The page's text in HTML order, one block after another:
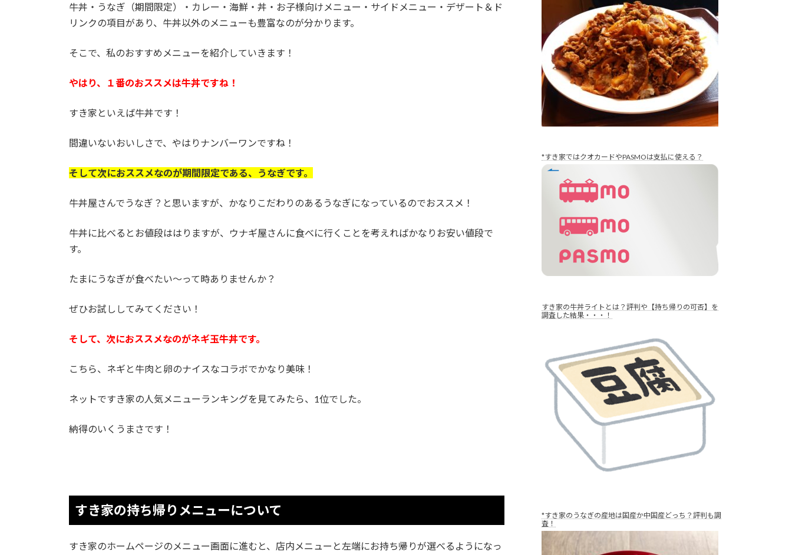
牛丼・うなぎ（期間限定）・カレー・海鮮・丼・お子様向けメニュー・サイドメニュー・デザート＆ド
リンクの項目があり、牛丼以外のメニューも豊富なのが分かります。
そこで、私のおすすめメニューを紹介していきます！
やはり、１番のおススメは牛丼ですね！
すき家といえば牛丼です！
間違いないおいしさで、やはりナンバーワンですね！
そして次におススメなのが期間限定である、うなぎです。
牛丼屋さんでうなぎ？と思いますが、かなりこだわりのあるうなぎになっているのでおススメ！
牛丼に比べるとお値段ははりますが、ウナギ屋さんに食べに行くことを考えればかなりお安い値段で
す。
たまにうなぎが食べたい～って時ありませんか？
ぜひお試ししてみてください！
そして、次におススメなのがネギ玉牛丼です。
こちら、ネギと牛肉と卵のナイスなコラボでかなり美味！
ネットですき家の人気メニューランキングを見てみたら、1位でした。
納得のいくうまさです！
すき家の持ち帰りメニューについて
すき家のホームページのメニュー画面に進むと、店内メニューと左端にお持ち帰りが選べるようになっ
*すき家ではクオカードやPASMOは支払に使える？
すき家の牛丼ライトとは？評判や【持ち帰りの可否】を
調査した結果・・・！
*すき家のうなぎの産地は国産か中国産どっち？評判も調
査！